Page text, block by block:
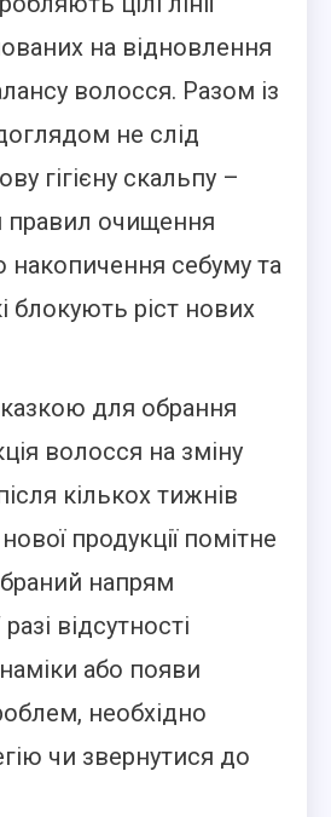
на відновлення
волосся. Разом із
не слід
гігієну скальпу –
правил очищення
накопичення себуму та
блокують ріст нових
для обрання
волосся на зміну
кількох тижнів
продукції помітне
напрям
відсутності
або появи
необхідно
чи звернутися до